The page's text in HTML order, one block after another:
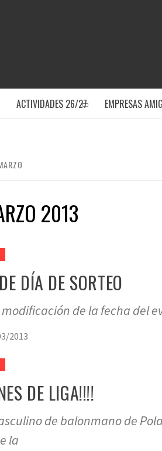
ACTIVIDADES 26/27 EMPRESAS
2013
DÍA DE SORTEO
de la fecha del
2013
DE LIGA!!!!
de balonmano de
la